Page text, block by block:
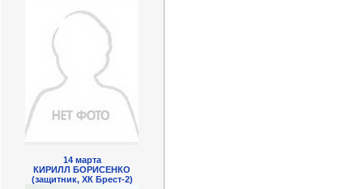
14 марта
КИРИЛЛ БОРИСЕНКО
(защитник, ХК Брест-2)